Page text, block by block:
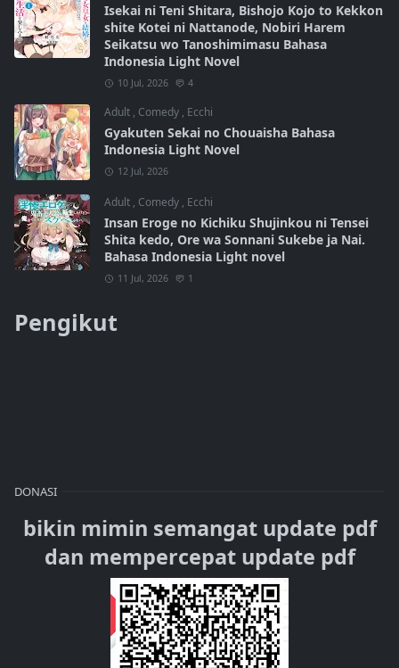
Isekai ni Teni Shitara, Bishojo Kojo to Kekkon
shite Kotei ni Nattanode, Nobiri Harem
Seikatsu wo Tanoshimimasu Bahasa
Indonesia Light Novel
10 Jul, 2026 4
Adult , Comedy , Ecchi
Gyakuten Sekai no Chouaisha Bahasa
Indonesia Light Novel
12 Jul, 2026
Adult , Comedy , Ecchi
Insan Eroge no Kichiku Shujinkou ni Tensei
Shita kedo, Ore wa Sonnani Sukebe ja Nai.
Bahasa Indonesia Light novel
11 Jul, 2026 1
Pengikut
DONASI
bikin mimin semangat update pdf
dan mempercepat update pdf